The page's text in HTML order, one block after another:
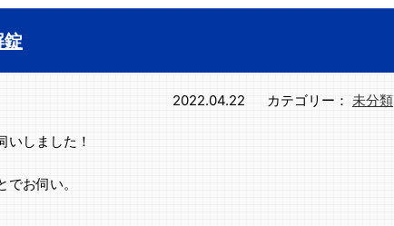
2022.04.22 カテゴリー： 未分類
いしました！
お伺い。